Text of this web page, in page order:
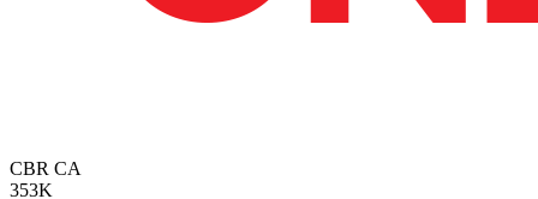
CBR CA
353K